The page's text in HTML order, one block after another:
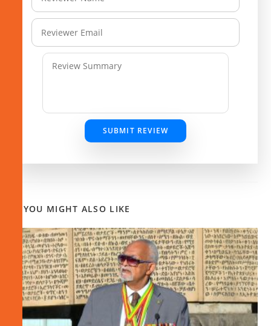
SUBMIT REVIEW
YOU MIGHT ALSO LIKE